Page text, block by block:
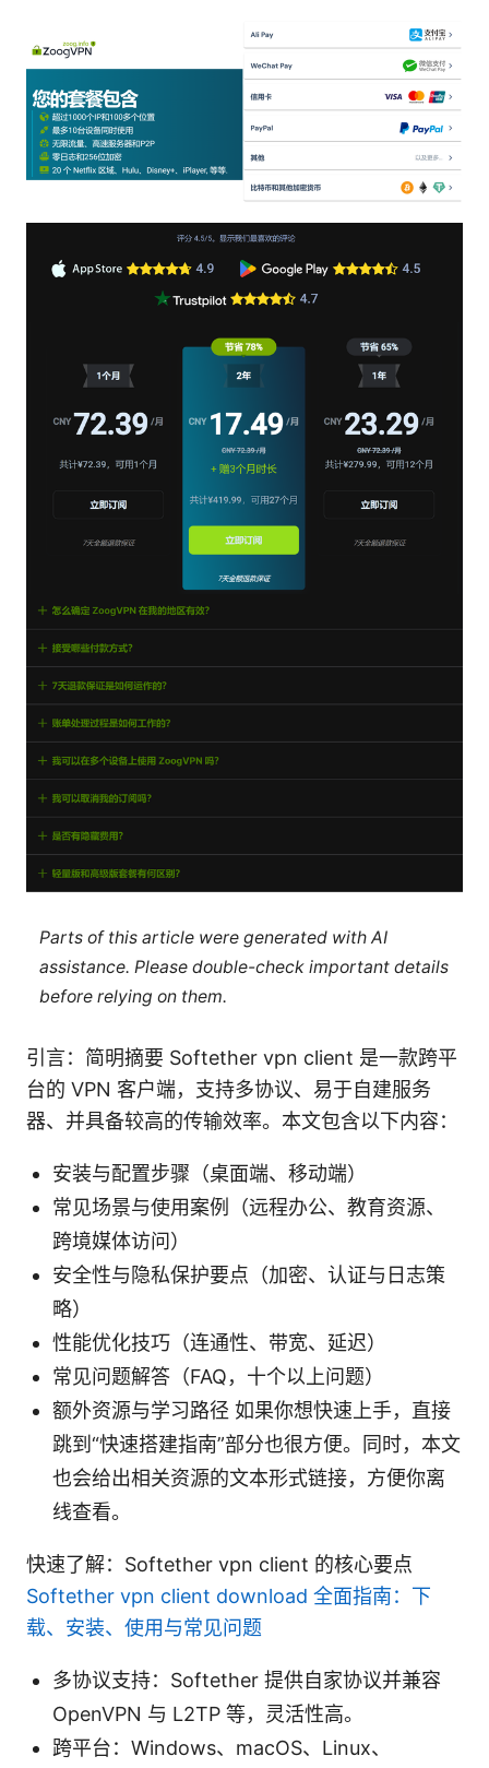
Parts of this article were generated with AI
assistance. Please double-check important details
before relying on them.
引言：简明摘要 Softether vpn client 是一款跨平
台的 VPN 客户端，支持多协议、易于自建服务
器、并具备较高的传输效率。本文包含以下内容：
安装与配置步骤（桌面端、移动端）
常见场景与使用案例（远程办公、教育资源、
跨境媒体访问）
安全性与隐私保护要点（加密、认证与日志策
略）
性能优化技巧（连通性、带宽、延迟）
常见问题解答（FAQ，十个以上问题）
额外资源与学习路径 如果你想快速上手，直接
跳到“快速搭建指南”部分也很方便。同时，本文
也会给出相关资源的文本形式链接，方便你离
线查看。
快速了解：Softether vpn client 的核心要点
Softether vpn client download 全面指南：下
载、安装、使用与常见问题
多协议支持：Softether 提供自家协议并兼容
OpenVPN 与 L2TP 等，灵活性高。
跨平台：Windows、macOS、Linux、